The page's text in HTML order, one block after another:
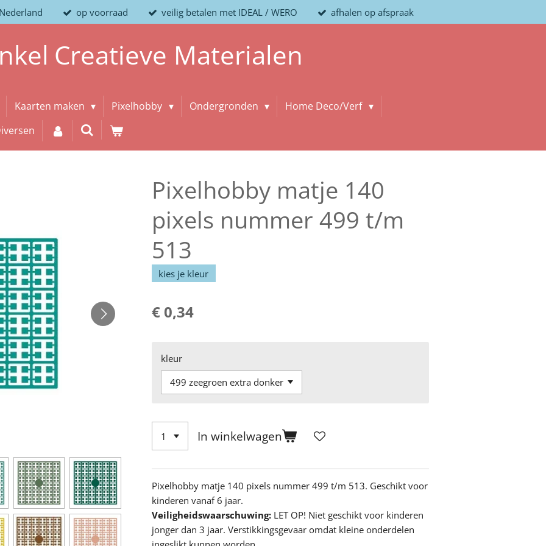
op voorraad veilig betalen met IDEAL / WERO afhalen op afspraak
Creatieve Materialen
Kaarten maken Pixelhobby Ondergronden
Home Deco/Verf
Pixelhobby matje 140
pixels nummer 499 t/m
513
kies je kleur
€ 0,34
kleur
In winkelwagen
Pixelhobby matje 140 pixels nummer 499 t/m 513. Geschikt voor
kinderen vanaf 6 jaar.
Veiligheidswaarschuwing: LET OP! Niet geschikt voor kinderen
jonger dan 3 jaar. Verstikkingsgevaar omdat kleine onderdelen